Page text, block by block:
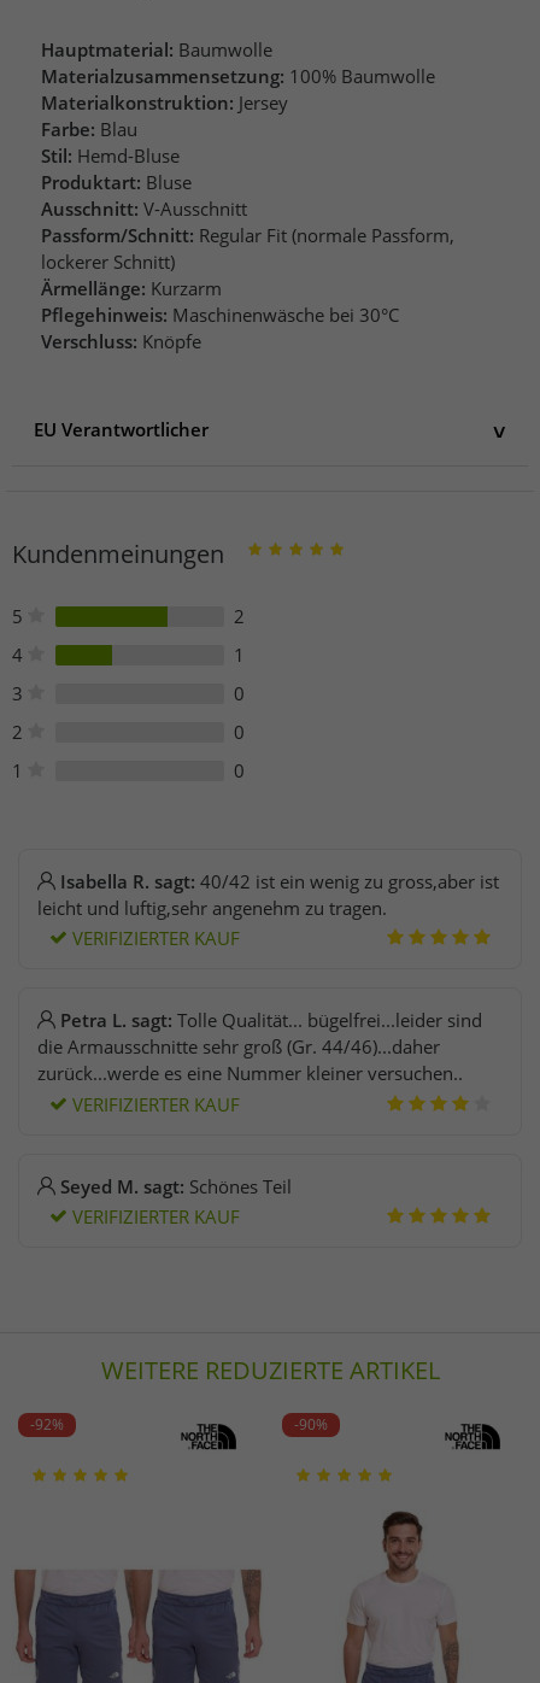
Hauptmaterial: Baumwolle
Materialzusammensetzung: 100% Baumwolle
Materialkonstruktion: Jersey
Farbe: Blau
Stil: Hemd-Bluse
Produktart: Bluse
Ausschnitt: V-Ausschnitt
Passform/Schnitt: Regular Fit (normale Passform,
lockerer Schnitt)
Ärmellänge: Kurzarm
Pflegehinweis: Maschinenwäsche bei 30°C
Verschluss: Knöpfe
EU Verantwortlicher
22179 Hamburg
customer-service@aproductz.com
Kundenmeinungen
5
2
4
1
3
0
2
0
1
0
Isabella R. sagt: 40/42 ist ein wenig zu gross,aber ist
leicht und luftig,sehr angenehm zu tragen.
VERIFIZIERTER KAUF
Petra L. sagt: Tolle Qualität... bügelfrei...leider sind
die Armausschnitte sehr groß (Gr. 44/46)...daher
zurück...werde es eine Nummer kleiner versuchen..
VERIFIZIERTER KAUF
Seyed M. sagt: Schönes Teil
VERIFIZIERTER KAUF
WEITERE REDUZIERTE ARTIKEL
-92% -90%